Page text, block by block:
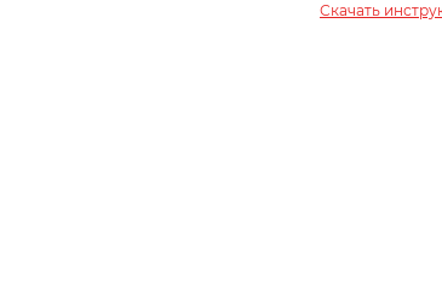
Скачать